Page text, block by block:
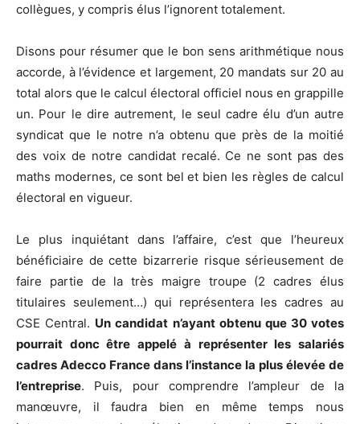
collègues, y compris élus l’ignorent totalement.
Disons pour résumer que le bon sens arithmétique nous
accorde, à l’évidence et largement, 20 mandats sur 20 au
total alors que le calcul électoral officiel nous en grappille
un. Pour le dire autrement, le seul cadre élu d’un autre
syndicat que le notre n’a obtenu que près de la moitié
des voix de notre candidat recalé. Ce ne sont pas des
maths modernes, ce sont bel et bien les règles de calcul
électoral en vigueur.
Le plus inquiétant dans l’affaire, c’est que l’heureux
bénéficiaire de cette bizarrerie risque sérieusement de
faire partie de la très maigre troupe (2 cadres élus
titulaires seulement…) qui représentera les cadres au
CSE Central. Un candidat n’ayant obtenu que 30 votes
pourrait donc être appelé à représenter les salariés
cadres Adecco France dans l’instance la plus élevée de
l’entreprise. Puis, pour comprendre l’ampleur de la
manœuvre, il faudra bien en même temps nous